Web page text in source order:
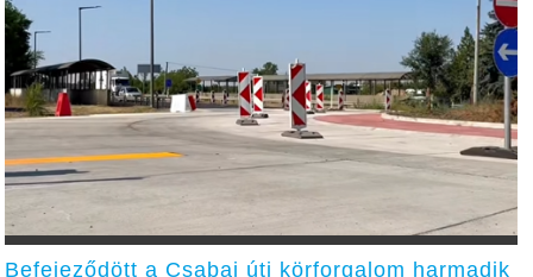
Befejeződött a Csabai úti körforgalom harmadik